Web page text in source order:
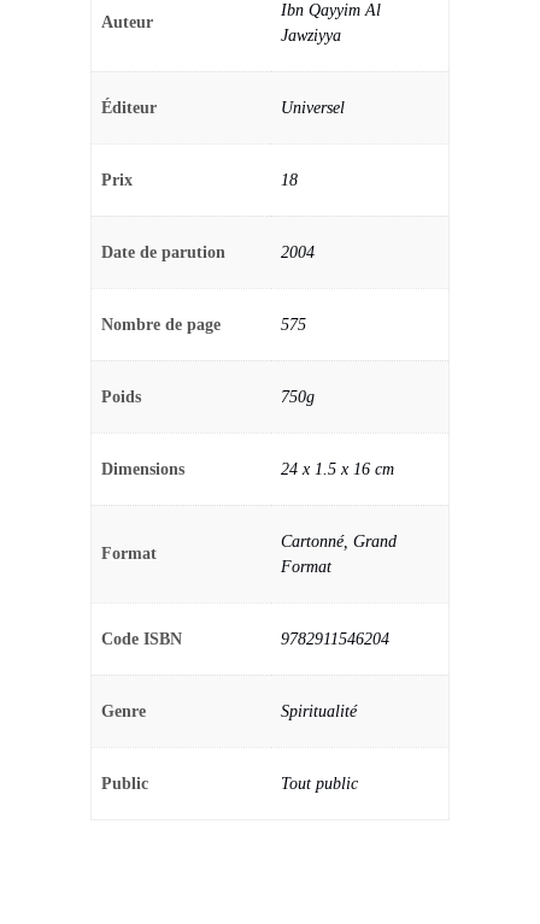
Auteur
Ibn Qayyim Al
Jawziyya
Éditeur Universel
Prix 18
Date de parution 2004
Nombre de page 575
Poids 750g
Dimensions 24 x 1.5 x 16 cm
Format
Cartonné, Grand
Format
Code ISBN 9782911546204
Genre Spiritualité
Public Tout public